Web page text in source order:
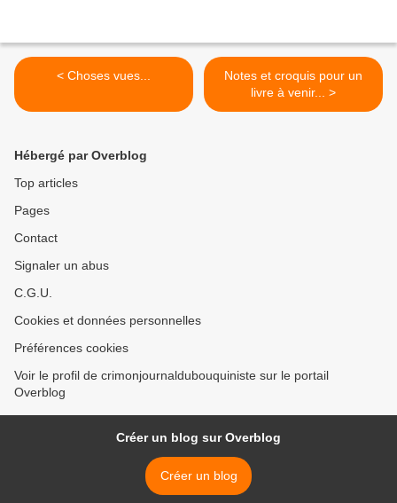
< Choses vues...
Notes et croquis pour un
livre à venir... >
Hébergé par Overblog
Top articles
Pages
Contact
Signaler un abus
C.G.U.
Cookies et données personnelles
Préférences cookies
Voir le profil de crimonjournaldubouquiniste sur le portail
Overblog
Créer un blog sur Overblog
Créer un blog